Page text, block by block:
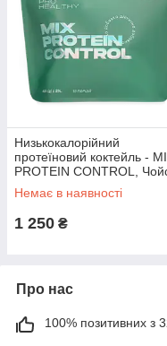
Низькокалорійний
протеїновий коктейль -
PROTEIN CONTROL,
Choice, 405 г / 15 порцій
Немає в наявності
1 250 ₴
Про нас
100% позитивних з